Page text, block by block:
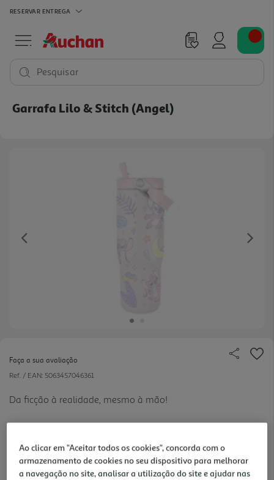
RESERVAR ENTREGA
Pesquisar
Garrafa Lilo & Stitch (angel)
Previous
Faça a sua avaliação
Ref. / EAN: 5063457046361
Da ficção à realidade, mesmo à mão!
14.99 €/un
-35%
Ao clicar em "Aceitar todos os cookies", concorda com o
armazenamento de cookies no seu dispositivo para melhorar
a navegação no site, analisar a utilização do site e ajudar nas